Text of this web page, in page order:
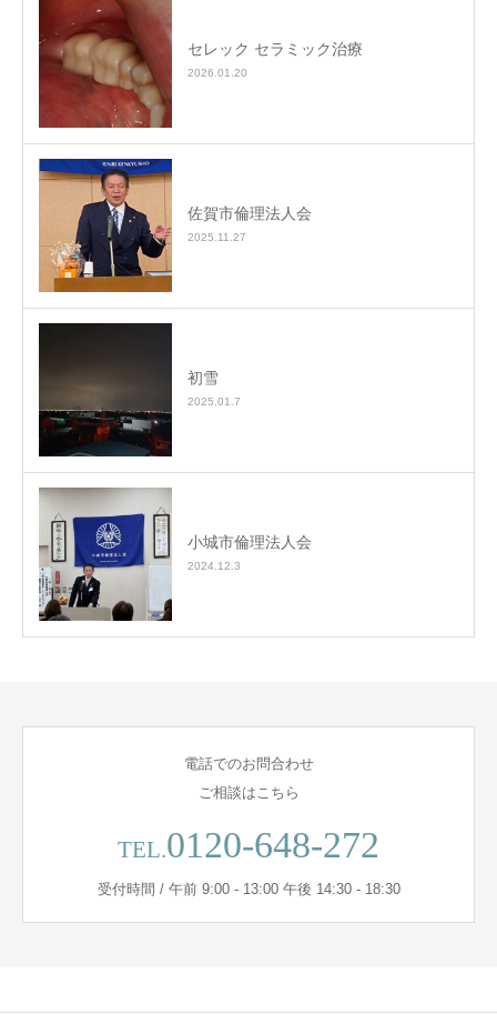
セレック セラミック治療
2026.01.20
佐賀市倫理法人会
2025.11.27
初雪
2025.01.7
小城市倫理法人会
2024.12.3
電話でのお問合わせ
ご相談はこちら
TEL.0120-648-272
受付時間 / 午前 9:00 - 13:00 午後 14:30 - 18:30